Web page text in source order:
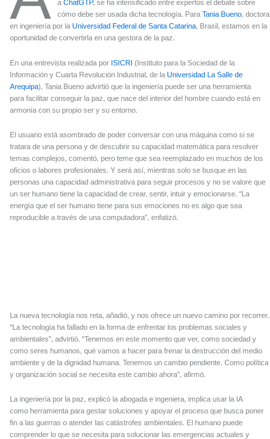
a ChatGTP, se ha intensificado entre expertos el debate sobre
cómo debe ser usada dicha tecnología. Para Tania Bueno, doctora
en ingeniería por la Universidad Federal de Santa Catarina, Brasil, estamos en la
oportunidad de convertirla en una gestora de la paz.
En una entrevista realizada por ISICRI (Instituto para la Sociedad de la
Información y Cuarta Revolución Industrial, de la Universidad La Salle de
Arequipa), Tania Bueno advirtió que la ingeniería puede ser una herramienta
para facilitar conseguir la paz, que nace del interior del hombre cuando está en
armonía con su propio ser y su entorno.
El usuario está asombrado de poder conversar con una máquina como si se
tratara de una persona y de descubrir su capacidad matemática para resolver
temas complejos, comentó, pero teme que sea reemplazado en muchos de los
oficios o labores profesionales. Y será así, mientras solo se busque en las
personas una capacidad administrativa para seguir procesos y no se valore que
un ser humano tiene la capacidad de crear, sentir, intuir y emocionarse. “La
energía que el ser humano tiene para sus emociones no es algo que sea
reproducible a través de una computadora”, enfatizó.
La nueva tecnología nos reta, añadió, y nos ofrece un nuevo camino por recorrer.
“La tecnología ha fallado en la forma de enfrentar los problemas sociales y
ambientales”, advirtió. “Tenemos en este momento que ver, como sociedad y
como seres humanos, qué vamos a hacer para frenar la destrucción del medio
ambiente y de la dignidad humana. Tenemos un cambio pendiente. Como política
y organización social se necesita este cambio ahora”, afirmó.
La ingeniería por la paz, explicó la abogada e ingeniera, implica usar la IA
como herramienta para gestar soluciones y apoyar el proceso que busca poner
fin a las guerras o atender las catástrofes ambientales. El humano puede
comprender lo que se necesita para solucionar las emergencias actuales y